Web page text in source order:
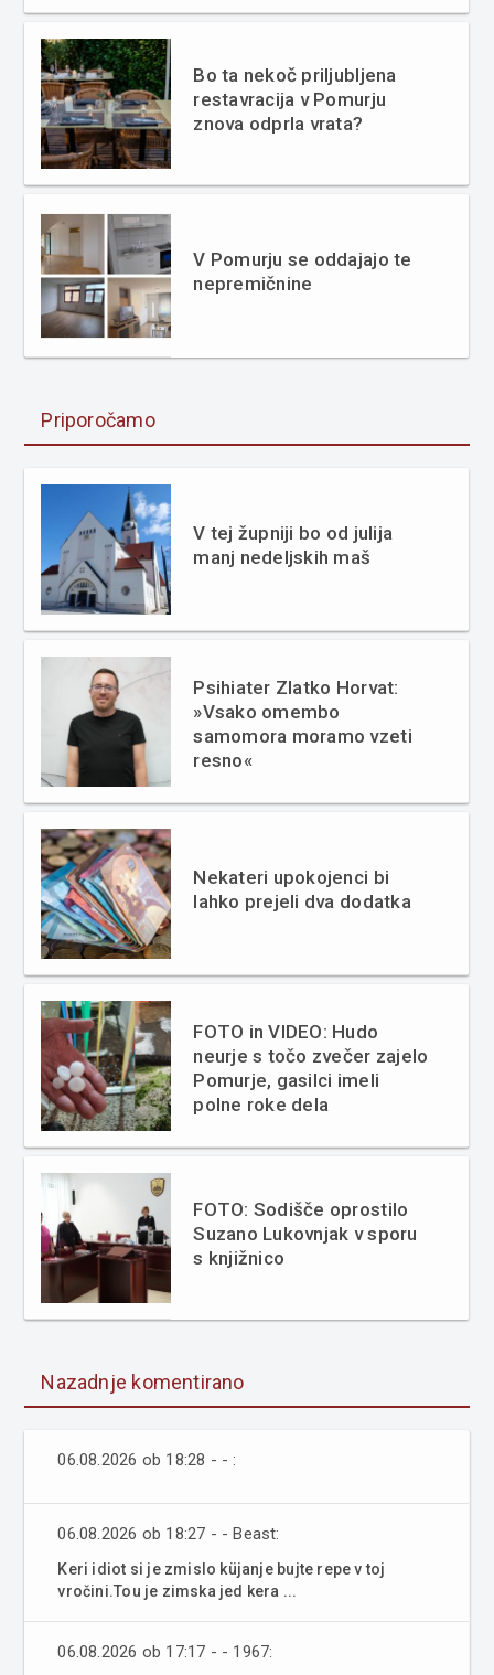
Bo ta nekoč priljubljena
restavracija v Pomurju
znova odprla vrata?
V Pomurju se oddajajo te
nepremičnine
Priporočamo
V tej župniji bo od julija
manj nedeljskih maš
Psihiater Zlatko Horvat:
»Vsako omembo
samomora moramo vzeti
resno«
Nekateri upokojenci bi
lahko prejeli dva dodatka
FOTO in VIDEO: Hudo
neurje s točo zvečer zajelo
Pomurje, gasilci imeli
polne roke dela
FOTO: Sodišče oprostilo
Suzano Lukovnjak v sporu
s knjižnico
Nazadnje komentirano
06.08.2026 ob 18:28 - - :
06.08.2026 ob 18:27 - - Beast:
Keri idiot si je zmislo küjanje bujte repe v toj
vročini.Tou je zimska jed kera ...
06.08.2026 ob 17:17 - - 1967: